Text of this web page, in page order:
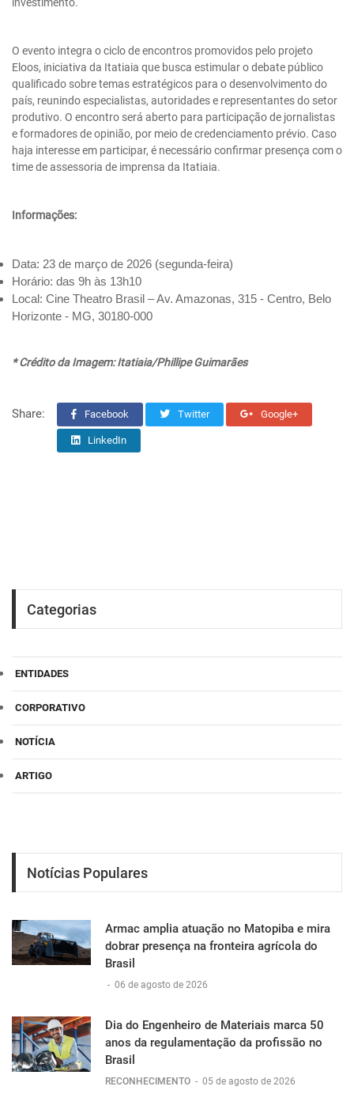
investimento.
O evento integra o ciclo de encontros promovidos pelo projeto
Eloos, iniciativa da Itatiaia que busca estimular o debate público
qualificado sobre temas estratégicos para o desenvolvimento do
país, reunindo especialistas, autoridades e representantes do setor
produtivo. O encontro será aberto para participação de jornalistas
e formadores de opinião, por meio de credenciamento prévio. Caso
haja interesse em participar, é necessário confirmar presença com o
time de assessoria de imprensa da Itatiaia.
Informações:
Data: 23 de março de 2026 (segunda-feira)
Horário: das 9h às 13h10
Local: Cine Theatro Brasil – Av. Amazonas, 315 - Centro, Belo
Horizonte - MG, 30180-000
* Crédito da Imagem: Itatiaia/Phillipe Guimarães
Share: Facebook Twitter Google+
LinkedIn
Categorias
ENTIDADES
CORPORATIVO
NOTÍCIA
ARTIGO
Notícias Populares
Armac amplia atuação no Matopiba e mira
dobrar presença na fronteira agrícola do
Brasil
- 06 de agosto de 2026
Dia do Engenheiro de Materiais marca 50
anos da regulamentação da profissão no
Brasil
RECONHECIMENTO - 05 de agosto de 2026